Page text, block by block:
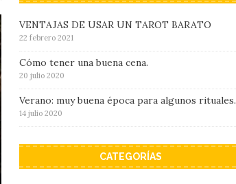
VENTAJAS DE USAR UN TAROT BARATO
22 febrero 2021
Cómo tener una buena cena.
20 julio 2020
Verano: muy buena época para algunos rituales.
14 julio 2020
CATEGORÍAS